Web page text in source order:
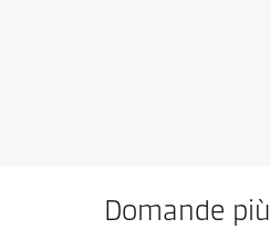
Domande